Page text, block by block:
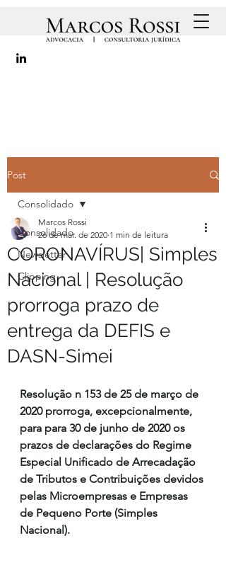
Post
Consolidado
Newsletter
Clipping
Consolidado
CORONAVÍRUS| Simples
Nacional | Resolução
prorroga prazo de
entrega da DEFIS e
DASN-Simei
Marcos Rossi
26 de mar. de 2020 1 min de leitura
Resolução n 153 de 25 de março de
2020 prorroga, excepcionalmente,
para para 30 de junho de 2020 os
prazos de declarações do Regime
Especial Unificado de Arrecadação
de Tributos e Contribuições devidos
pelas Microempresas e Empresas
de Pequeno Porte (Simples
Nacional).